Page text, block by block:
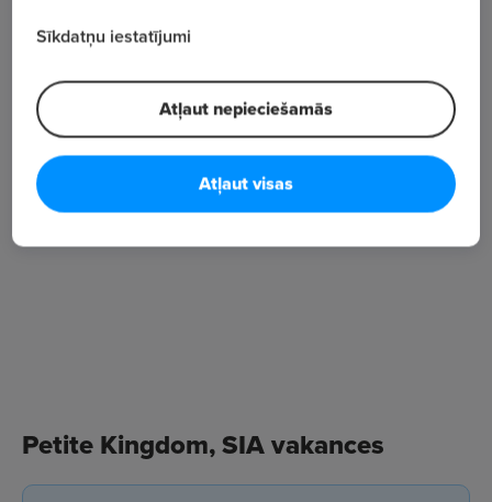
ikvienu modes un krāsu pasaulē!
Petite Kingdom, SIA vakances
Sīkdatņu iestatījumi
Atļaut nepieciešamās
Atļaut visas